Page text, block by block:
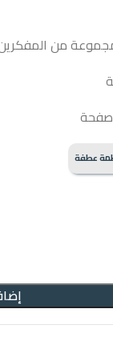
من
عطفة